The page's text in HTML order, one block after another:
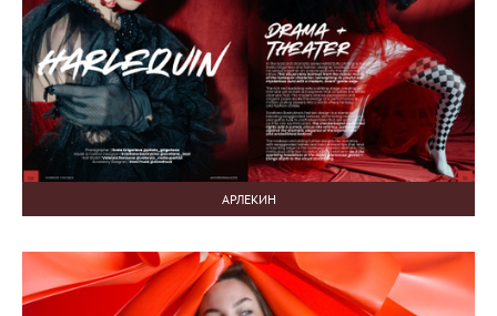
АРЛЕКИН